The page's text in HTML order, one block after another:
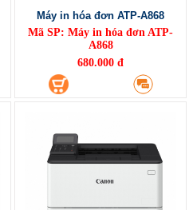
Máy in hóa đơn ATP-A868
Mã SP: Máy in hóa đơn ATP-
A868
680.000 đ